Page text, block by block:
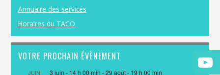
Annuaire des services
Horaires du TACO
VOTRE PROCHAIN ÉVÈNEMENT
JUIN 3 juin - 14 h 00 min -29 août - 19 h 00 min